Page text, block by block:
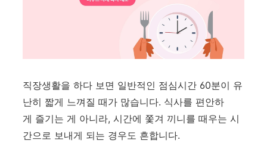
직장생활을 하다 보면 일반적인 점심시간 60분이 유
난히 짧게 느껴질 때가 많습니다. 식사를 편안하
게 즐기는 게 아니라, 시간에 쫓겨 끼니를 때우는 시
간으로 보내게 되는 경우도 흔합니다.